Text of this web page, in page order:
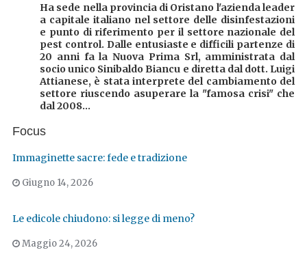
Ha sede nella provincia di Oristano l'azienda leader
a capitale italiano nel settore delle disinfestazioni
e punto di riferimento per il settore nazionale del
pest control. Dalle entusiaste e difficili partenze di
20 anni fa la Nuova Prima Srl, amministrata dal
socio unico Sinibaldo Biancu e diretta dal dott. Luigi
Attianese, è stata interprete del cambiamento del
settore riuscendo asuperare la "famosa crisi" che
dal 2008...
Focus
Immaginette sacre: fede e tradizione
Giugno 14, 2026
Le edicole chiudono: si legge di meno?
Maggio 24, 2026